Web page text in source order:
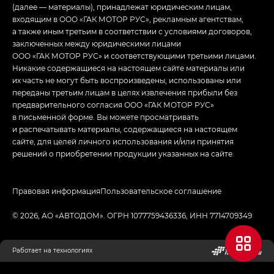
(далее — материалы), принадлежат юридическим лицам,
входящим в ООО «ГАК МОТОР РУС», рекламным агентствам,
а также иным третьим в соответствии с условиями договоров,
заключенных между юридическими лицами
ООО «ГАК МОТОР РУС» и соответствующими третьими лицами.
Никакие содержащиеся на настоящем сайте материалы или
их часть не могут быть воспроизведены, использованы или
переданы третьим лицам в целях извлечения прибыли без
предварительного согласия ООО «ГАК МОТОР РУС»
в письменной форме. Вы можете просматривать
и распечатывать материалы, содержащиеся на настоящем
сайте, для целей личного использования и/или принятия
решений о приобретении продукции указанных на сайте.
© 2026, АО «АВТОДОМ». ОГРН 1077759436336, ИНН 7714709349
Правовая информацияПользовательское соглашение
Работает на технологиях